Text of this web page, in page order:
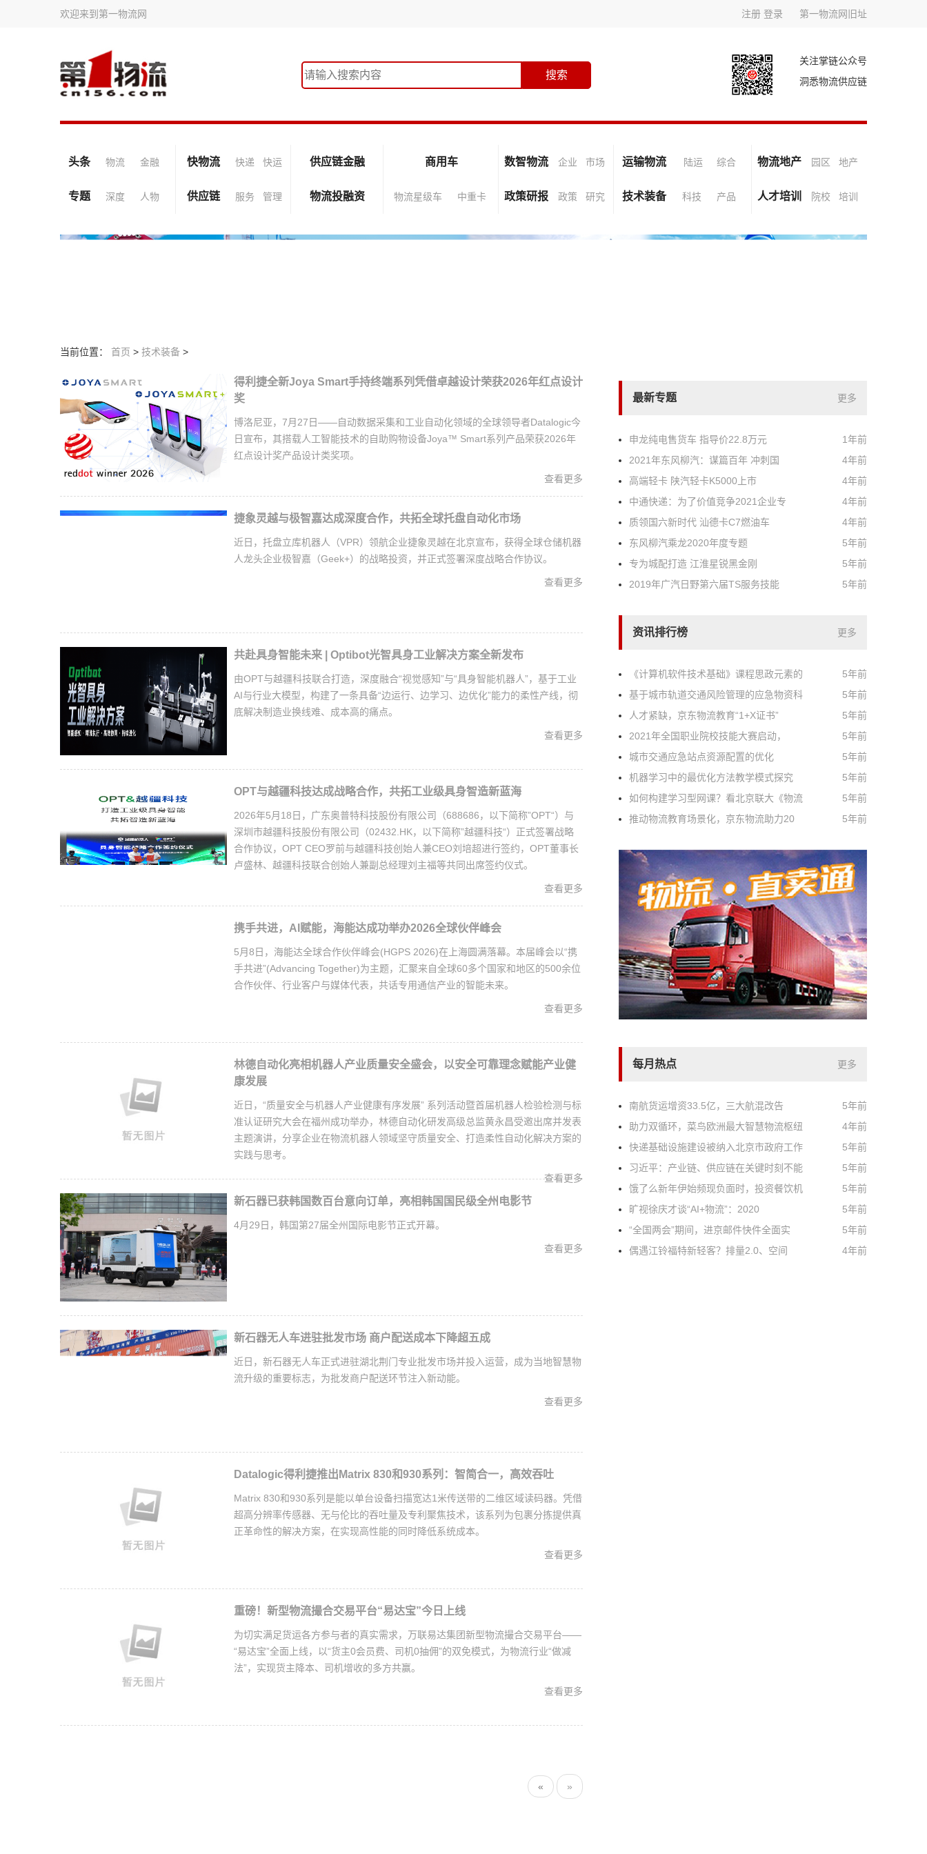
欢迎来到第一物流网 注册 登录 第一物流网旧址
关注掌链公众号
洞悉物流供应链
头条 物流 金融 快物流 快递 快运 供应链金融 商用车 数智物流 企业 市场 运输物流 陆运 综合 物流地产 园区 地产
专题 深度 人物 供应链 服务 管理 物流投融资 物流星级车 中重卡 政策研报 政策 研究 技术装备 科技 产品 人才培训 院校 培训
当前位置： 首页 > 技术装备 >
得利捷全新Joya Smart手持终端系列凭借卓越设计荣获2026年红点设计
奖
博洛尼亚，7月27日——自动数据采集和工业自动化领域的全球领导者Datalogic今
日宣布，其搭载人工智能技术的自助购物设备Joya™ Smart系列产品荣获2026年
红点设计奖产品设计类奖项。
查看更多
捷象灵越与极智嘉达成深度合作，共拓全球托盘自动化市场
近日，托盘立库机器人（VPR）领航企业捷象灵越在北京宣布，获得全球仓储机器
人龙头企业极智嘉（Geek+）的战略投资，并正式签署深度战略合作协议。
查看更多
共赴具身智能未来 | Optibot光智具身工业解决方案全新发布
由OPT与越疆科技联合打造，深度融合“视觉感知”与“具身智能机器人”，基于工业
AI与行业大模型，构建了一条具备“边运行、边学习、边优化”能力的柔性产线，彻
底解决制造业换线难、成本高的痛点。
查看更多
OPT与越疆科技达成战略合作，共拓工业级具身智造新蓝海
2026年5月18日，广东奥普特科技股份有限公司（688686，以下简称”OPT“）与
深圳市越疆科技股份有限公司（02432.HK，以下简称”越疆科技“）正式签署战略
合作协议，OPT CEO罗前与越疆科技创始人兼CEO刘培超进行签约，OPT董事长
卢盛林、越疆科技联合创始人兼副总经理刘主福等共同出席签约仪式。
查看更多
携手共进，AI赋能，海能达成功举办2026全球伙伴峰会
5月8日，海能达全球合作伙伴峰会(HGPS 2026)在上海圆满落幕。本届峰会以“携
手共进”(Advancing Together)为主题，汇聚来自全球60多个国家和地区的500余位
合作伙伴、行业客户与媒体代表，共话专用通信产业的智能未来。
查看更多
林德自动化亮相机器人产业质量安全盛会，以安全可靠理念赋能产业健
康发展
近日，“质量安全与机器人产业健康有序发展” 系列活动暨首届机器人检验检测与标
准认证研究大会在福州成功举办，林德自动化研发高级总监黄永昌受邀出席并发表
主题演讲，分享企业在物流机器人领域坚守质量安全、打造柔性自动化解决方案的
实践与思考。
查看更多
新石器已获韩国数百台意向订单，亮相韩国国民级全州电影节
4月29日，韩国第27届全州国际电影节正式开幕。
查看更多
新石器无人车进驻批发市场 商户配送成本下降超五成
近日，新石器无人车正式进驻湖北荆门专业批发市场并投入运营，成为当地智慧物
流升级的重要标志，为批发商户配送环节注入新动能。
查看更多
Datalogic得利捷推出Matrix 830和930系列：智简合一，高效吞吐
Matrix 830和930系列是能以单台设备扫描宽达1米传送带的二维区域读码器。凭借
超高分辨率传感器、无与伦比的吞吐量及专利聚焦技术，该系列为包裹分拣提供真
正革命性的解决方案，在实现高性能的同时降低系统成本。
查看更多
重磅！新型物流撮合交易平台“易达宝”今日上线
为切实满足货运各方参与者的真实需求，万联易达集团新型物流撮合交易平台——
“易达宝”全面上线，以“货主0会员费、司机0抽佣”的双免模式，为物流行业“做减
法”，实现货主降本、司机增收的多方共赢。
查看更多
« »
最新专题 更多
申龙纯电售货车 指导价22.8万元
1年前
2021年东风柳汽：谋篇百年 冲刺国
4年前
高端轻卡 陕汽轻卡K5000上市
4年前
中通快递：为了价值竞争2021企业专
4年前
质领国六新时代 汕德卡C7燃油车
4年前
东风柳汽乘龙2020年度专题
5年前
专为城配打造 江淮星锐黑金刚
5年前
2019年广汽日野第六届TS服务技能
5年前
资讯排行榜 更多
《计算机软件技术基础》课程思政元素的
5年前
基于城市轨道交通风险管理的应急物资科
5年前
人才紧缺，京东物流教育“1+X证书”
5年前
2021年全国职业院校技能大赛启动，
5年前
城市交通应急站点资源配置的优化
5年前
机器学习中的最优化方法教学模式探究
5年前
如何构建学习型网课？看北京联大《物流
5年前
推动物流教育场景化，京东物流助力20
5年前
每月热点 更多
南航货运增资33.5亿，三大航混改告
5年前
助力双循环，菜鸟欧洲最大智慧物流枢纽
4年前
快递基础设施建设被纳入北京市政府工作
5年前
习近平：产业链、供应链在关键时刻不能
5年前
饿了么新年伊始频现负面时，投资餐饮机
5年前
旷视徐庆才谈“AI+物流”：2020
5年前
“全国两会”期间，进京邮件快件全面实
5年前
偶遇江铃福特新轻客？排量2.0、空间
4年前